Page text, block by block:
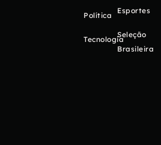
Política
Tecnologia
Esportes
Seleção
Brasileira